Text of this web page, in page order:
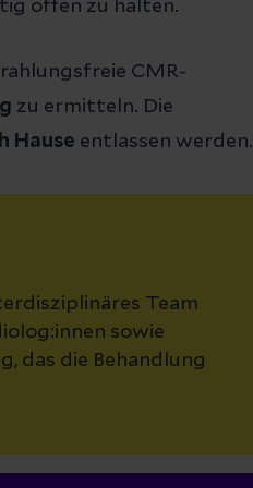
offen zu halten.
CMR-
zu ermitteln. Die
Hause entlassen werden.
Team
sowie
das die Behandlung